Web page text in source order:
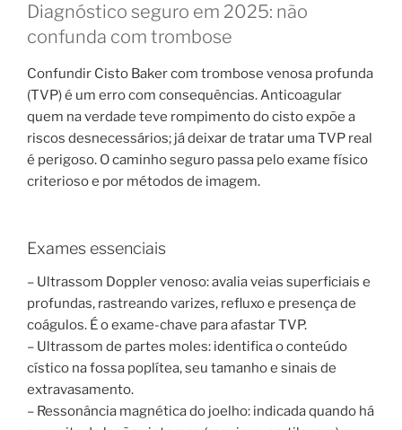
Diagnóstico seguro em 2025: não
confunda com trombose
Confundir Cisto Baker com trombose venosa profunda
(TVP) é um erro com consequências. Anticoagular
quem na verdade teve rompimento do cisto expõe a
riscos desnecessários; já deixar de tratar uma TVP real
é perigoso. O caminho seguro passa pelo exame físico
criterioso e por métodos de imagem.
Exames essenciais
– Ultrassom Doppler venoso: avalia veias superficiais e
profundas, rastreando varizes, refluxo e presença de
coágulos. É o exame-chave para afastar TVP.
– Ultrassom de partes moles: identifica o conteúdo
cístico na fossa poplítea, seu tamanho e sinais de
extravasamento.
– Ressonância magnética do joelho: indicada quando há